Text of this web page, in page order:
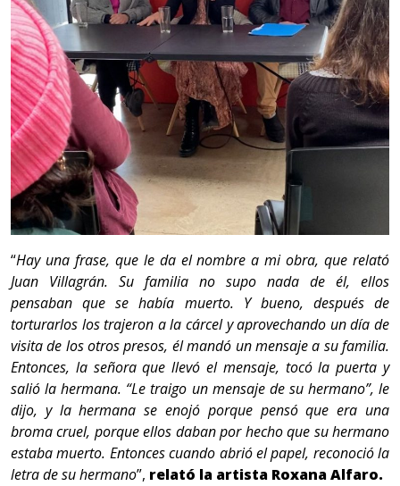
“Hay una frase, que le da el nombre a mi obra, que relató
Juan Villagrán. Su familia no supo nada de él, ellos
pensaban que se había muerto. Y bueno, después de
torturarlos los trajeron a la cárcel y aprovechando un día de
visita de los otros presos, él mandó un mensaje a su familia.
Entonces, la señora que llevó el mensaje, tocó la puerta y
salió la hermana. “Le traigo un mensaje de su hermano”, le
dijo, y la hermana se enojó porque pensó que era una
broma cruel, porque ellos daban por hecho que su hermano
estaba muerto. Entonces cuando abrió el papel, reconoció la
letra de su hermano”, relató la artista Roxana Alfaro.